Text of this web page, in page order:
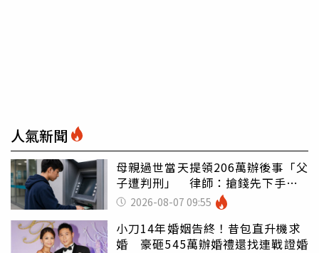
人氣新聞
母親過世當天提領206萬辦後事「父
子遭判刑」 律師：搶錢先下手是
罪 2026-08-07 09:55
小刀14年婚姻告終！昔包直升機求
婚 豪砸545萬辦婚禮還找連戰證婚